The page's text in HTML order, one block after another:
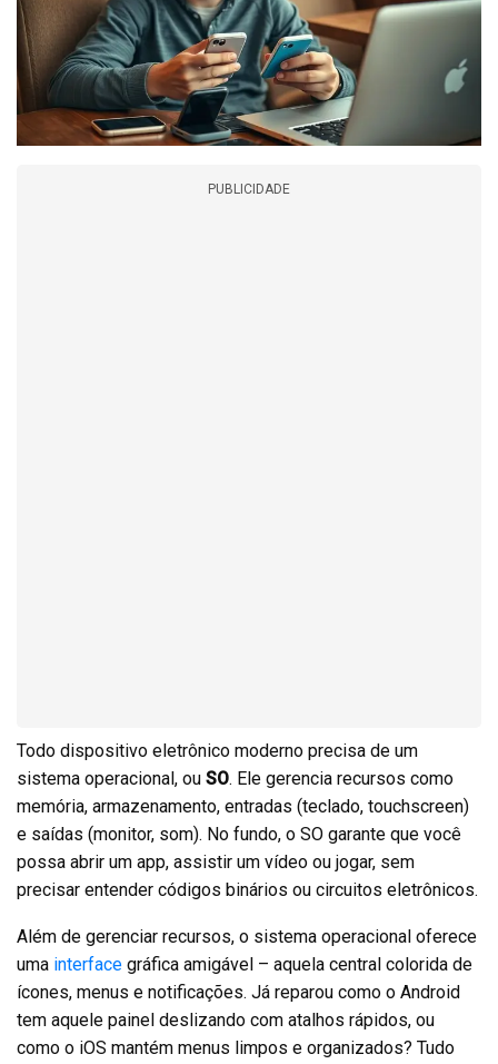
PUBLICIDADE
Todo dispositivo eletrônico moderno precisa de um
sistema operacional, ou SO. Ele gerencia recursos como
memória, armazenamento, entradas (teclado, touchscreen)
e saídas (monitor, som). No fundo, o SO garante que você
possa abrir um app, assistir um vídeo ou jogar, sem
precisar entender códigos binários ou circuitos eletrônicos.
Além de gerenciar recursos, o sistema operacional oferece
uma interface gráfica amigável – aquela central colorida de
ícones, menus e notificações. Já reparou como o Android
tem aquele painel deslizando com atalhos rápidos, ou
como o iOS mantém menus limpos e organizados? Tudo